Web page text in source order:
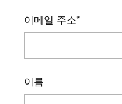
이메일 주소*
이름